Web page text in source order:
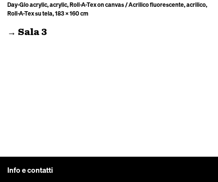
Day-Glo acrylic, acrylic, Roll-A-Tex on canvas / Acrilico fluorescente, acrilico,
Roll-A-Tex su tela, 183 × 160 cm
→ Sala 3
Info e contatti